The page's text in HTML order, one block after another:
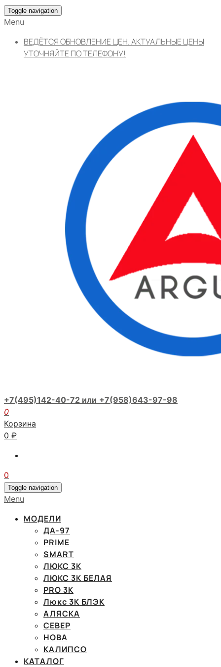
Toggle navigation
Menu
ВЕДЁТСЯ ОБНОВЛЕНИЕ ЦЕН. АКТУАЛЬНЫЕ ЦЕНЫ
УТОЧНЯЙТЕ ПО ТЕЛЕФОНУ!
+7(495)142-40-72 или +7(958)643-97-98
0
Корзина
0 ₽
0
Toggle navigation
Menu
МОДЕЛИ
ДА-97
PRIME
SMART
ЛЮКС 3К
ЛЮКС 3К БЕЛАЯ
PRO 3K
Люкс 3К БЛЭК
АЛЯСКА
СЕВЕР
НОВА
КАЛИПСО
КАТАЛОГ